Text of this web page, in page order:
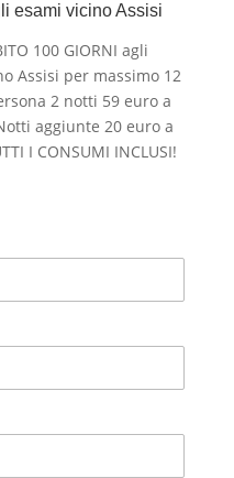
esami vicino Assisi
100 GIORNI agli
Assisi per massimo 12
2 notti 59 euro a
aggiunte 20 euro a
I CONSUMI INCLUSI!